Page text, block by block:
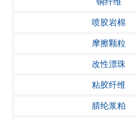
喷胶岩棉
摩擦颗粒
改性漂珠
粘胶纤维
腈纶浆粕